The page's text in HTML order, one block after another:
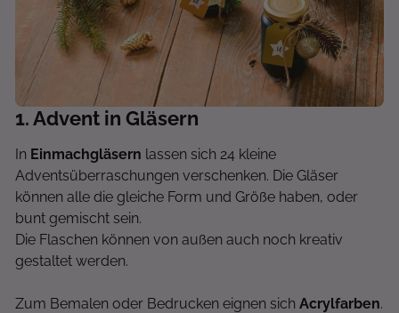
1. Advent in Gläsern
In Einmachgläsern lassen sich 24 kleine
Adventsüberraschungen verschenken. Die Gläser
können alle die gleiche Form und Größe haben, oder
bunt gemischt sein.
Die Flaschen können von außen auch noch kreativ
gestaltet werden.
Zum Bemalen oder Bedrucken eignen sich Acrylfarben.